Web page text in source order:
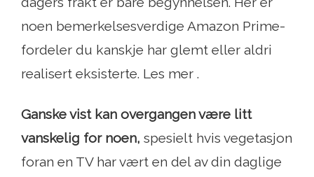
noen bemerkelsesverdige Amazon Prime-
fordeler du kanskje har glemt eller aldri
realisert eksisterte. Les mer .
Ganske vist kan overgangen være litt
vanskelig for noen, spesielt hvis vegetasjon
foran en TV har vært en del av din daglige